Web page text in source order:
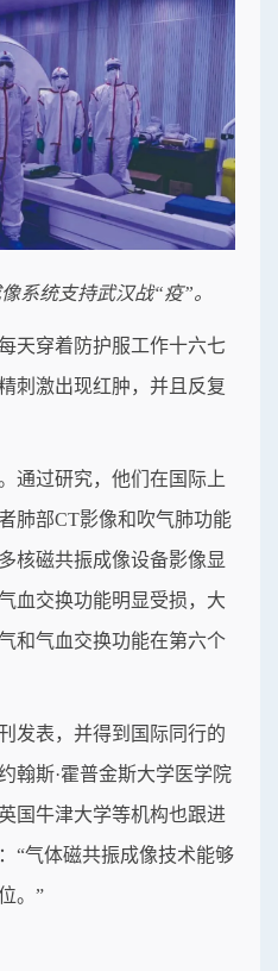
系统支持武汉战“疫”。
天穿着防护服工作十六七
刺激出现红肿，并且反复
通过研究，他们在国际上
肺部CT影像和吹气肺功能
核磁共振成像设备影像显
血交换功能明显受损，大
和气血交换功能在第六个
发表，并得到国际同行的
翰斯·霍普金斯大学医学院
国牛津大学等机构也跟进
“气体磁共振成像技术能够
。”